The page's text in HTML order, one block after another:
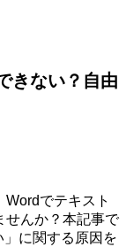
きない？自由
でテキスト
せんか？本記事で
に関する原因を